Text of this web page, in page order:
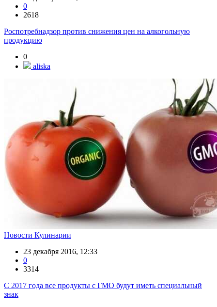
0
2618
Роспотребнадзор против снижения цен на алкогольную
продукцию
0
aliska
Новости Кулинарии
23 декабря 2016, 12:33
0
3314
С 2017 года все продукты с ГМО будут иметь специальный
знак